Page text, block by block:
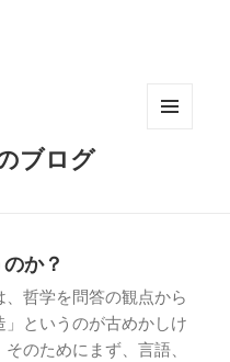
ブログ
か？
哲学を問答の観点から
というのが古めかしけ
のためにまず、言語、